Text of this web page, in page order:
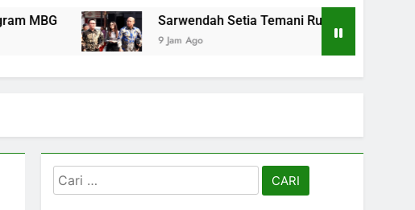
Sarwendah Setia Temani Ruben Onsu di Masa Sakit
9 Jam Ago
Cari
untuk: